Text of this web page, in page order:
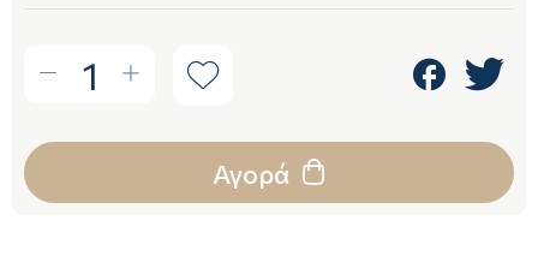
1
Αγορά